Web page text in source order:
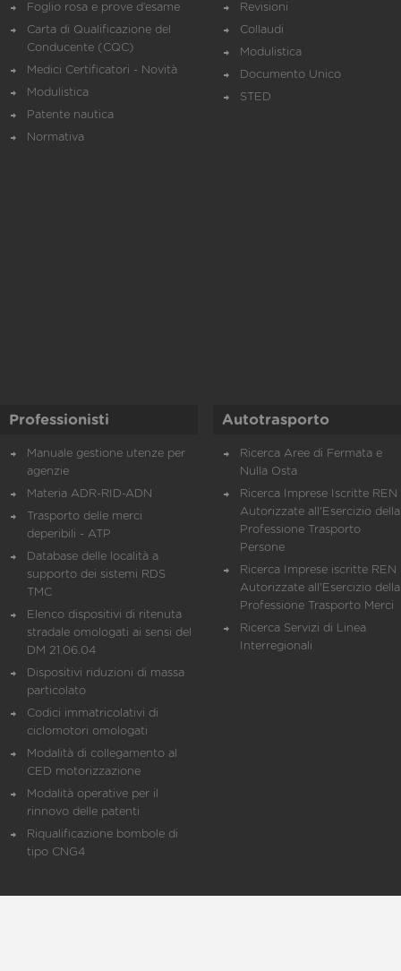
Foglio rosa e prove d’esame
Carta di Qualificazione del
Conducente (CQC)
Medici Certificatori - Novità
Modulistica
Patente nautica
Normativa
Revisioni
Collaudi
Modulistica
Documento Unico
STED
Professionisti
Manuale gestione utenze per
agenzie
Materia ADR-RID-ADN
Trasporto delle merci
deperibili - ATP
Database delle località a
supporto dei sistemi RDS
TMC
Elenco dispositivi di ritenuta
stradale omologati ai sensi del
DM 21.06.04
Dispositivi riduzioni di massa
particolato
Codici immatricolativi di
ciclomotori omologati
Modalità di collegamento al
CED motorizzazione
Modalità operative per il
rinnovo delle patenti
Riqualificazione bombole di
tipo CNG4
Autotrasporto
Ricerca Aree di Fermata e
Nulla Osta
Ricerca Imprese Iscritte REN
Autorizzate all'Esercizio della
Professione Trasporto
Persone
Ricerca Imprese iscritte REN
Autorizzate all'Esercizio della
Professione Trasporto Merci
Ricerca Servizi di Linea
Interregionali